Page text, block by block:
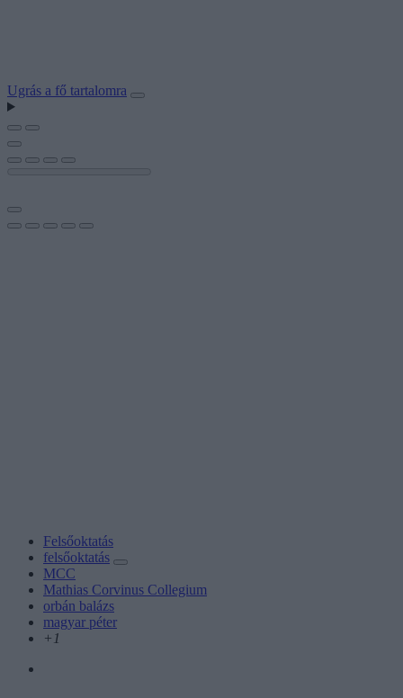
Ugrás a fő tartalomra
Felsőoktatás
felsőoktatás
MCC
Mathias Corvinus Collegium
orbán balázs
magyar péter
+1